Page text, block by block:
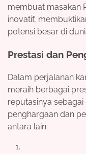
membuat masakan
inovatif,
potensi besar di
Prestasi dan
Dalam perjalanan
meraih berbagai
reputasinya
penghargaan dan
antara lain: